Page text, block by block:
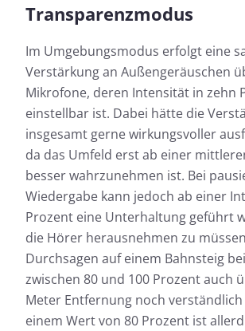
Transparenzmodus
Im Umgebungsmodus erfolgt eine
Verstärkung an Außengeräuschen
Mikrofone, deren Intensität in zehn
einstellbar ist. Dabei hätte die
insgesamt gerne wirkungsvoller
da das Umfeld erst ab einer
besser wahrzunehmen ist. Bei
Wiedergabe kann jedoch ab einer
Prozent eine Unterhaltung geführt
die Hörer herausnehmen zu
Durchsagen auf einem Bahnsteig
zwischen 80 und 100 Prozent auch
Meter Entfernung noch verständlich
einem Wert von 80 Prozent ist